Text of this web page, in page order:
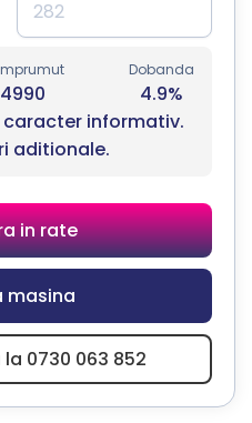
Dobanda
4.9%
informativ.
aditionale.
in rate
masina
la 0730 063 852